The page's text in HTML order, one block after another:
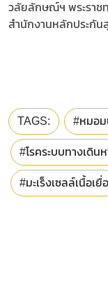
วลัยลักษณ์ฯ พระราช
สำนักงานหลักประกั
TAGS: #หมอ
#โรคระบบทางเดิน
#มะเร็งเซลล์เนื้อเยื่อ